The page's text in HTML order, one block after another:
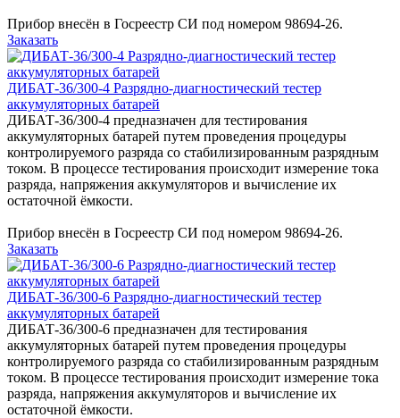
Прибор внесён в Госреестр СИ под номером 98694-26.
Заказать
ДИБАТ-36/300-4 Разрядно-диагностический тестер
аккумуляторных батарей
ДИБАТ-36/300-4 предназначен для тестирования
аккумуляторных батарей путем проведения процедуры
контролируемого разряда со стабилизированным разрядным
током. В процессе тестирования происходит измерение тока
разряда, напряжения аккумуляторов и вычисление их
остаточной ёмкости.
Прибор внесён в Госреестр СИ под номером 98694-26.
Заказать
ДИБАТ-36/300-6 Разрядно-диагностический тестер
аккумуляторных батарей
ДИБАТ-36/300-6 предназначен для тестирования
аккумуляторных батарей путем проведения процедуры
контролируемого разряда со стабилизированным разрядным
током. В процессе тестирования происходит измерение тока
разряда, напряжения аккумуляторов и вычисление их
остаточной ёмкости.